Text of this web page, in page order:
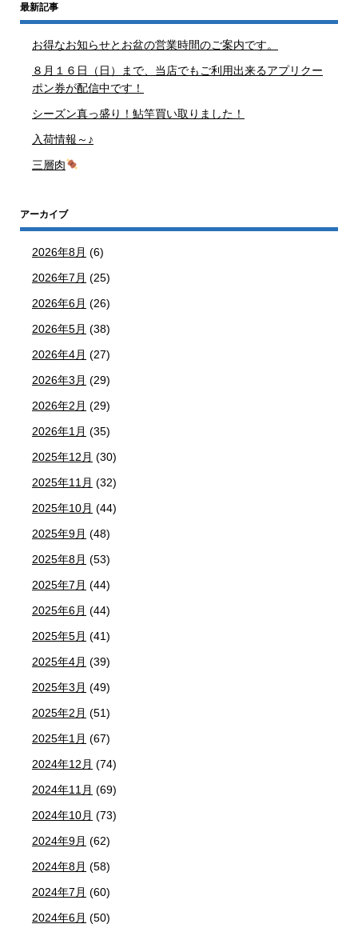
最新記事
お得なお知らせとお盆の営業時間のご案内です。
８月１６日（日）まで、当店でもご利用出来るアプリクー
ポン券が配信中です！
シーズン真っ盛り！鮎竿買い取りました！
入荷情報～♪
三層肉
アーカイブ
2026年8月 (6)
2026年7月 (25)
2026年6月 (26)
2026年5月 (38)
2026年4月 (27)
2026年3月 (29)
2026年2月 (29)
2026年1月 (35)
2025年12月 (30)
2025年11月 (32)
2025年10月 (44)
2025年9月 (48)
2025年8月 (53)
2025年7月 (44)
2025年6月 (44)
2025年5月 (41)
2025年4月 (39)
2025年3月 (49)
2025年2月 (51)
2025年1月 (67)
2024年12月 (74)
2024年11月 (69)
2024年10月 (73)
2024年9月 (62)
2024年8月 (58)
2024年7月 (60)
2024年6月 (50)